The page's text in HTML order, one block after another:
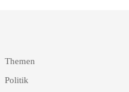
Themen
Politik